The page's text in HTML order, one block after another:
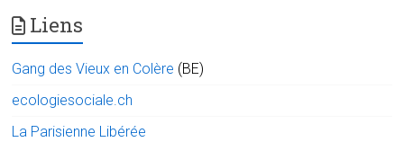
Liens
Gang des Vieux en Colère (BE)
ecologiesociale.ch
La Parisienne Libérée